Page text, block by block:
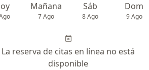
Mañana
7 Ago
Sáb
8 Ago
Dom
9 Ago
La reserva de citas en línea no está
disponible